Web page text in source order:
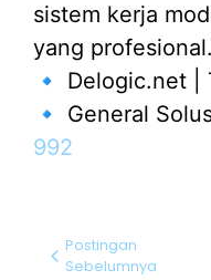
sistem kerja
yang profesional.
🔹 Delogic.net |
🔹 General
992
Postingan
Sebelumnya